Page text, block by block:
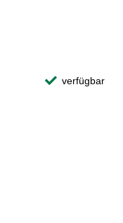
verfügbar